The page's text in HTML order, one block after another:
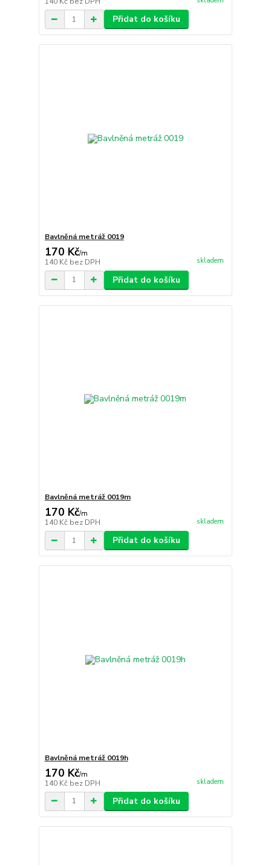
Přidat do košíku
Bavlněná metráž 0019
170 Kč/m
140 Kč bez DPH skladem
Přidat do košíku
Bavlněná metráž 0019m
170 Kč/m
140 Kč bez DPH skladem
Přidat do košíku
Bavlněná metráž 0019h
170 Kč/m
140 Kč bez DPH skladem
Přidat do košíku